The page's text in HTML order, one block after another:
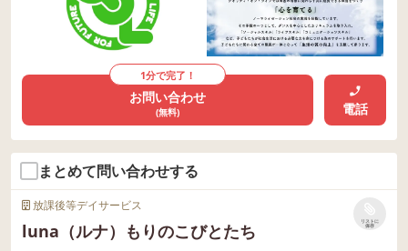
1分で完了！
お問い合わせ
(無料) 電話
まとめて問い合わせする
放課後等デイサービス
luna（ルナ）もりのこびとたち
リストに
保存